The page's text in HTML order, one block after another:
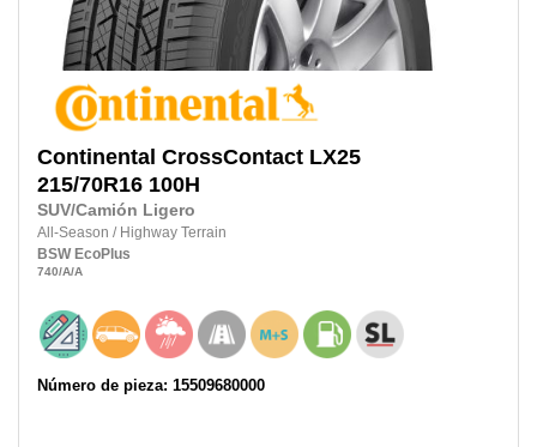
Continental CrossContact LX25
215/70R16 100H
SUV/Camión Ligero
All-Season / Highway Terrain
BSW EcoPlus
740/A/A
Número de pieza: 15509680000